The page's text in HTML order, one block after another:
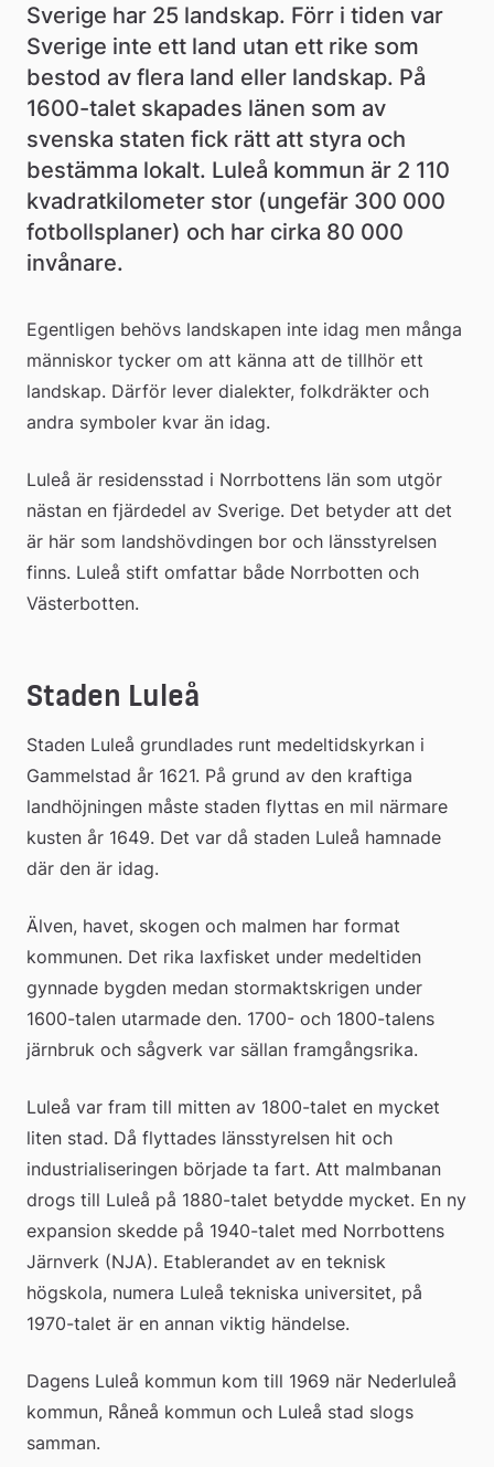
Sverige har 25 landskap. Förr i tiden var
Sverige inte ett land utan ett rike som
bestod av flera land eller landskap. På
1600-talet skapades länen som av
svenska staten fick rätt att styra och
bestämma lokalt. Luleå kommun är 2 110
kvadratkilometer stor (ungefär 300 000
fotbollsplaner) och har cirka 80 000
invånare.
Egentligen behövs landskapen inte idag men många
människor tycker om att känna att de tillhör ett
landskap. Därför lever dialekter, folkdräkter och
andra symboler kvar än idag.
Luleå är residensstad i Norrbottens län som utgör
nästan en fjärdedel av Sverige. Det betyder att det
är här som landshövdingen bor och länsstyrelsen
finns. Luleå stift omfattar både Norrbotten och
Västerbotten.
Staden Luleå
Staden Luleå grundlades runt medeltidskyrkan i
Gammelstad år 1621. På grund av den kraftiga
landhöjningen måste staden flyttas en mil närmare
kusten år 1649. Det var då staden Luleå hamnade
där den är idag.
Älven, havet, skogen och malmen har format
kommunen. Det rika laxfisket under medeltiden
gynnade bygden medan stormaktskrigen under
1600-talen utarmade den. 1700- och 1800-talens
järnbruk och sågverk var sällan framgångsrika.
Luleå var fram till mitten av 1800-talet en mycket
liten stad. Då flyttades länsstyrelsen hit och
industrialiseringen började ta fart. Att malmbanan
drogs till Luleå på 1880-talet betydde mycket. En ny
expansion skedde på 1940-talet med Norrbottens
Järnverk (NJA). Etablerandet av en teknisk
högskola, numera Luleå tekniska universitet, på
1970-talet är en annan viktig händelse.
Dagens Luleå kommun kom till 1969 när Nederluleå
kommun, Råneå kommun och Luleå stad slogs
samman.